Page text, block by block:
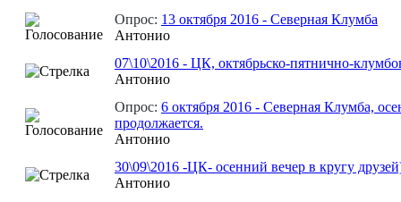
Опрос: 13 октября 2016 - Северная Клумба
Aнтонио
07\10\2016 - ЦК, октябрьско-пятнично-
Aнтонио
Опрос: 6 октября 2016 - Северная Клумба,
продолжается.
Aнтонио
30\09\2016 -ЦК- осенний вечер в кругу
Aнтонио